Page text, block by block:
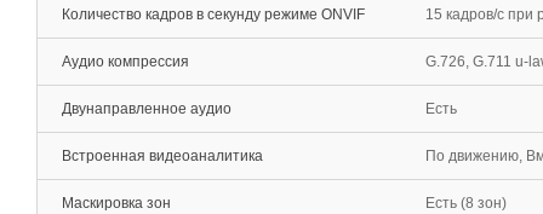
Количество кадров в секунду режиме ONVIF 15 кадров/c при
Аудио компрессия G.726, G.711 u-
Двунаправленное аудио Есть
Встроенная видеоаналитика По движению,
Маскировка зон Есть (8 зон)